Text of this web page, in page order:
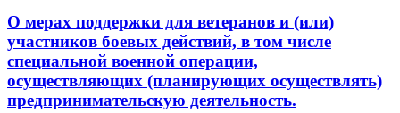
О мерах поддержки для ветеранов и (или)
участников боевых действий, в том числе
специальной военной операции,
осуществляющих (планирующих осуществлять)
предпринимательскую деятельность.